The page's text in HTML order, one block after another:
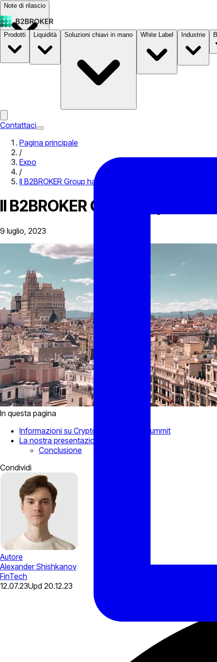
Note di rilascio
PrezziB2STORE
Prodotti Liquidità Soluzioni chiavi in mano White Label Industrie
Contattaci
Pagina principale
/
Expo
/
Il B2BROKER Group ha portato soluzioni innovative al
Il B2BROKER Group ha
9 luglio, 2023
In questa pagina
Informazioni su Crypto Week Madrid Summit
La nostra presentazione
Conclusione
Condividi
Autore
Alexander Shishkanov
FinTech
12.07.23Upd 20.12.23